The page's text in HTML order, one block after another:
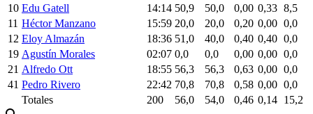
10 Edu Gatell 14:14 50,9 50,0 0,00 0,33 8,5
11 Héctor Manzano 15:59 20,0 20,0 0,20 0,00 0,0
12 Eloy Almazán 18:36 51,0 40,0 0,40 0,40 0,0
19 Agustín Morales 02:07 0,0 0,0 0,00 0,00 0,0
21 Alfredo Ott 18:55 56,3 56,3 0,63 0,00 0,0
41 Pedro Rivero 22:42 70,8 70,8 0,58 0,00 0,0
Totales
200 56,0 54,0 0,46 0,14 15,2